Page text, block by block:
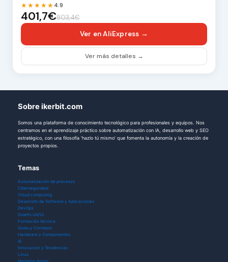
★★★★★ 4.9
401,7€803,4€
Ver en AliExpress →
Ver más detalles →
Sobre ikerbit.com
Somos una plataforma de conocimiento tecnológico para profesionales y equipos. Nos
centramos en el aprendizaje práctico sobre automatización con IA, desarrollo web y SEO
estratégico, con una filosofía 'hazlo tú mismo' que fomenta la autonomía y la creación de
proyectos propios.
Temas
Automatización de procesos
Ciberseguridad
Cloud computing
Desarrollo de Software y Aplicaciones
DevOps
Diseño UX/UI
Formación técnica
Guías y Consejos
Hardware y Componentes
IA
Innovación y Tendencias
Linux